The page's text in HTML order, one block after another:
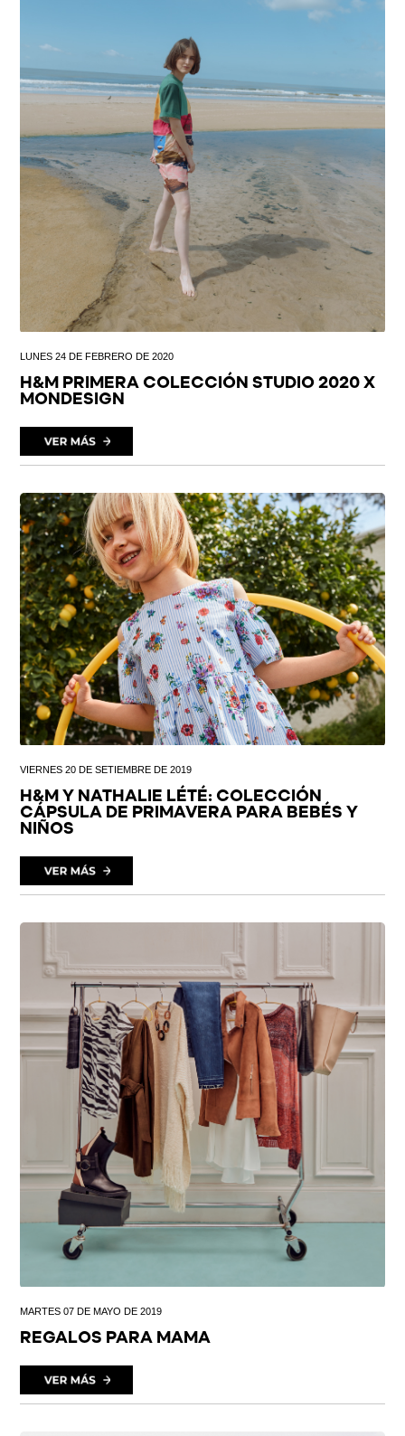
LUNES 24 DE FEBRERO DE 2020
H&M PRIMERA COLECCIÓN STUDIO 2020 X
MONDESIGN
VIERNES 20 DE SETIEMBRE DE 2019
H&M Y NATHALIE LÉTÉ: COLECCIÓN
CÁPSULA DE PRIMAVERA PARA BEBÉS Y
NIÑOS
MARTES 07 DE MAYO DE 2019
REGALOS PARA MAMA